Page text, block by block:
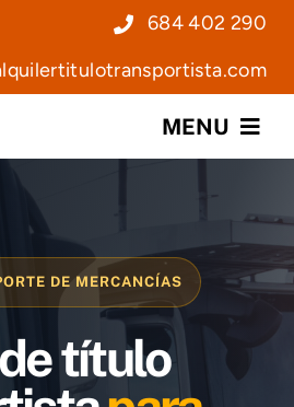
684 402 290
MENU
DE MERCANCÍAS
título